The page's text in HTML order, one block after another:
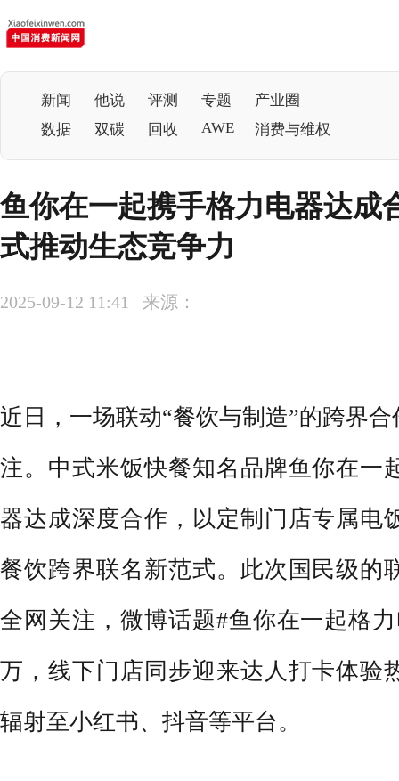
新闻 他说 评测 专题
产业圈
数据
双碳 回收 AWE 消费与维权
鱼你在一起携手格力电器达成
式推动生态竞争力
2025-09-12 11:41 来源：
近日，一场联动“餐饮与制造”的跨界
注。中式米饭快餐知名品牌鱼你在一
器达成深度合作，以定制门店专属电
餐饮跨界联名新范式。此次国民级的
全网关注，微博话题#鱼你在一起格
万，线下门店同步迎来达人打卡体验
辐射至小红书、抖音等平台。